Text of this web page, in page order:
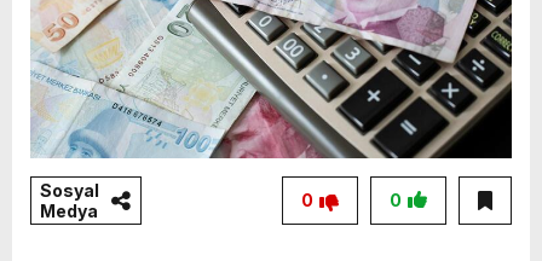
Sosyal
Medya
0
0